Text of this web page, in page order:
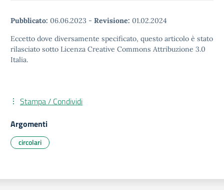
Pubblicato: 06.06.2023 - Revisione: 01.02.2024
Eccetto dove diversamente specificato, questo articolo è stato
rilasciato sotto Licenza Creative Commons Attribuzione 3.0
Italia.
Stampa / Condividi
Argomenti
circolari